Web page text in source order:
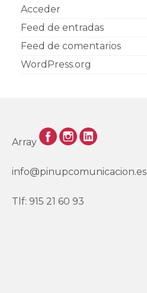
Acceder
Feed de entradas
Feed de comentarios
WordPress.org
Array
info@pinupcomunicacion.es
Tlf: 915 21 60 93